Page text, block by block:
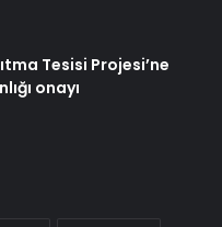
Tesisi Projesi’ne
onayı